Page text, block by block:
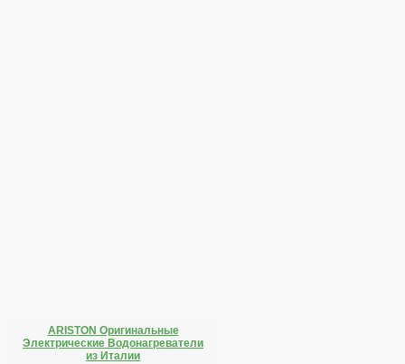
ARISTON Оригинальные
Электрические Водонагреватели
из Италии